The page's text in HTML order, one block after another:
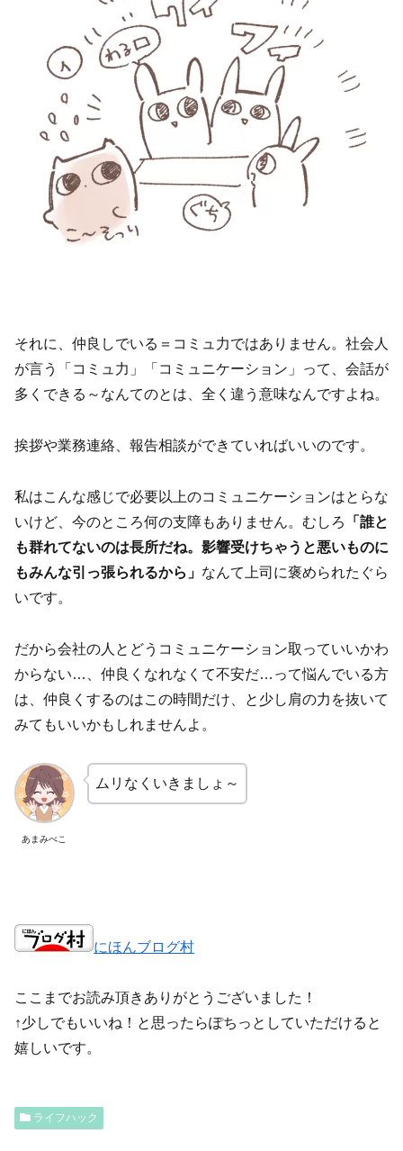
それに、仲良しでいる＝コミュ力ではありません。社会人
が言う「コミュ力」「コミュニケーション」って、会話が
多くできる～なんてのとは、全く違う意味なんですよね。
挨拶や業務連絡、報告相談ができていればいいのです。
私はこんな感じで必要以上のコミュニケーションはとらな
いけど、今のところ何の支障もありません。むしろ
「誰と
も群れてないのは長所だね。影響受けちゃうと悪いものに
もみんな引っ張られるから」 なんて上司に褒められたぐら
いです。
だから会社の人とどうコミュニケーション取っていいかわ
からない…、仲良くなれなくて不安だ…って悩んでいる方
は、仲良くするのはこの時間だけ、と少し肩の力を抜いて
みてもいいかもしれませんよ。
あまみべこ
ムリなくいきましょ～
にほんブログ村
ここまでお読み頂きありがとうございました！
↑少しでもいいね！と思ったらぽちっとしていただけると
嬉しいです。
ライフハック